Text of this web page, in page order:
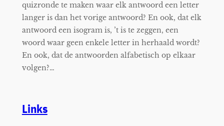
quizronde te maken waar elk antwoord een letter
langer is dan het vorige antwoord? En ook, dat elk
antwoord een isogram is, ’t is te zeggen, een
woord waar geen enkele letter in herhaald wordt?
En ook, dat de antwoorden alfabetisch op elkaar
volgen?…
Links